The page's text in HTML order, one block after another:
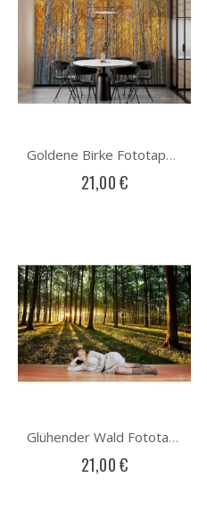
Goldene Birke Fototapete
21,00 €
Glühender Wald Fototapete
21,00 €